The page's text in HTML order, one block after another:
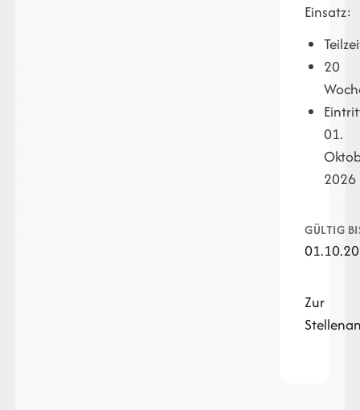
Einsatz:
20
01.
2026
GÜLTIG
Zur